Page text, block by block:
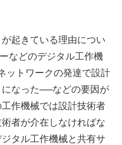
起きている理由につい
などのデジタル工作機
ットワークの発達で設計
なった──などの要因が
作機械では設計技術者
者が介在しなければな
タル工作機械と共有サ